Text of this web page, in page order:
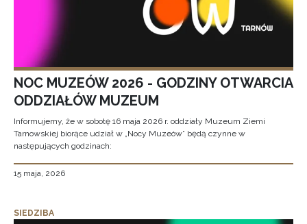
NOC MUZEÓW 2026 - GODZINY OTWARCIA
ODDZIAŁÓW MUZEUM
Informujemy, że w sobotę 16 maja 2026 r. oddziały Muzeum Ziemi
Tarnowskiej biorące udział w „Nocy Muzeów” będą czynne w
następujących godzinach:
15 maja, 2026
SIEDZIBA